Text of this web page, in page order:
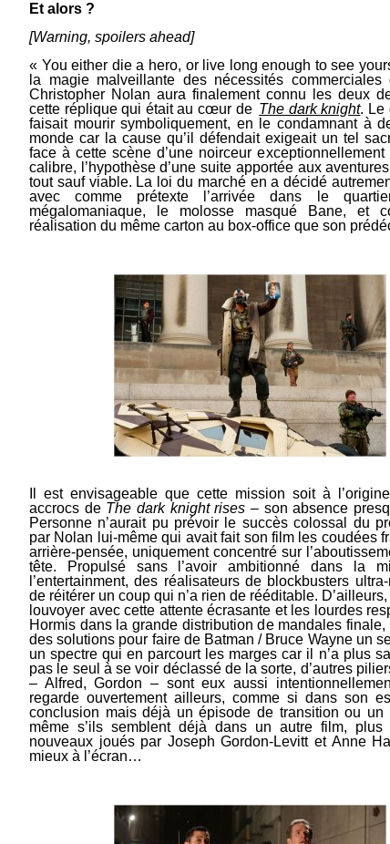
Et alors ?
[Warning, spoilers ahead]
« You either die a hero, or live long enough to see
la magie malveillante des nécessités
Christopher Nolan aura finalement connu les deux
cette réplique qui était au cœur de The dark knight. Le
faisait mourir symboliquement, en le condamnant à
monde car la cause qu’il défendait exigeait un tel
face à cette scène d’une noirceur
calibre, l’hypothèse d’une suite apportée aux
tout sauf viable. La loi du marché en a décidé
avec comme prétexte l’arrivée dans le
mégalomaniaque, le molosse masqué Bane, et
réalisation du même carton au box-office que son
Il est envisageable que cette mission soit à
accrocs de The dark knight rises – son absence
Personne n’aurait pu prévoir le succès colossal du
par Nolan lui-même qui avait fait son film les coudées
arrière-pensée, uniquement concentré sur
tête. Propulsé sans l’avoir ambitionné dans la
l’entertainment, des réalisateurs de blockbusters
de réitérer un coup qui n’a rien de rééditable.
louvoyer avec cette attente écrasante et les lourdes
Hormis dans la grande distribution de mandales
des solutions pour faire de Batman / Bruce Wayne un
un spectre qui en parcourt les marges car il n’a plus
pas le seul à se voir déclassé de la sorte, d’autres
– Alfred, Gordon – sont eux aussi
regarde ouvertement ailleurs, comme si dans son
conclusion mais déjà un épisode de transition ou un
même s’ils semblent déjà dans un autre film,
nouveaux joués par Joseph Gordon-Levitt et Anne
mieux à l’écran…